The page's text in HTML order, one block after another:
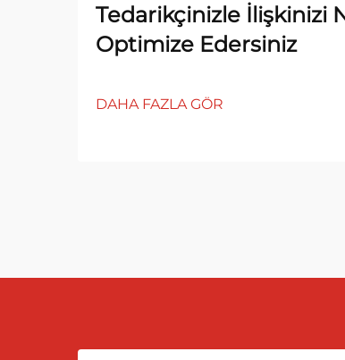
Tedarikçinizle İlişkinizi
Optimize Edersiniz
DAHA FAZLA GÖR